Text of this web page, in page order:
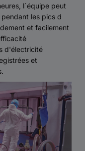
l´équipe peut
les pics d
et facilement
d'électricité
et